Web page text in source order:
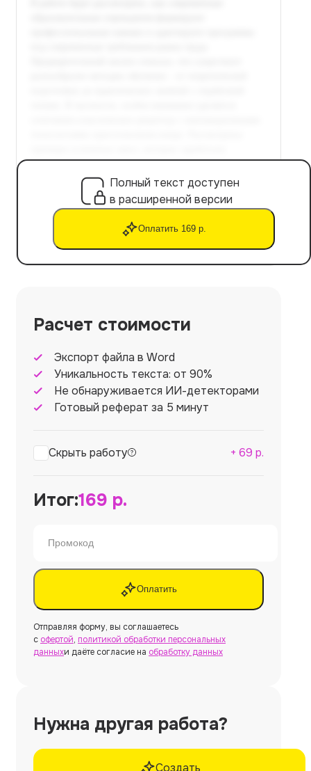
Полный текст доступен
в расширенной версии
Оплатить 169 р.
Расчет стоимости
Экспорт файла в Word
Уникальность текста: от 90%
Не обнаруживается ИИ-детекторами
Готовый реферат за 5 минут
Скрыть работу + 69 р.
Итог:169 р.
Оплатить
Отправляя форму, вы соглашаетесь
с офертой, политикой обработки персональных
данныхи даёте согласие на обработку данных
Нужна другая работа?
Создать